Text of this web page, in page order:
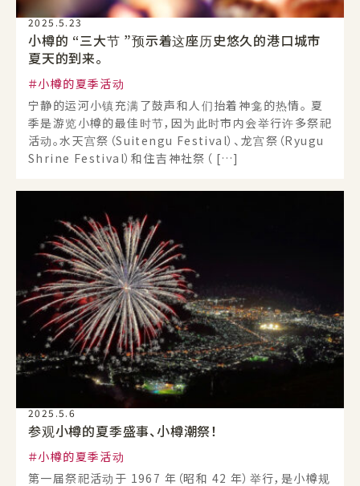
2025.5.23
小樽的 “三大节 ”预示着这座历史悠久的港口城市
夏天的到来。
小樽的夏季活动
宁静的运河小镇充满了鼓声和人们抬着神龛的热情。 夏
季是游览小樽的最佳时节，因为此时市内会举行许多祭祀
活动。水天宫祭（Suitengu Festival）、龙宫祭（Ryugu
Shrine Festival）和住吉神社祭（ […]
2025.5.6
参观小樽的夏季盛事、小樽潮祭！
小樽的夏季活动
第一届祭祀活动于 1967 年（昭和 42 年）举行，是小樽规